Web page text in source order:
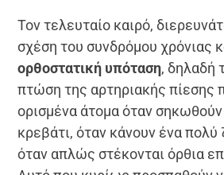
Τον τελευταίο καιρό,
σχέση του συνδρόμου χρόνιας
ορθοστατική υπόταση, δηλαδή
πτώση της αρτηριακής πίεσης
ορισμένα άτομα όταν
κρεβάτι, όταν κάνουν ένα πολύ
όταν απλώς στέκονται όρθια